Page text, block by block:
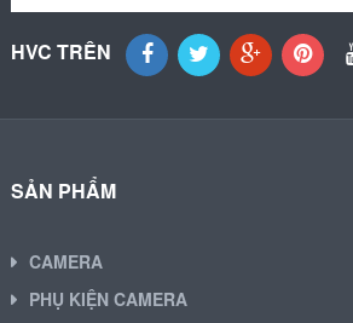
HVC TRÊN
SẢN PHẨM
CAMERA
PHỤ KIỆN CAMERA